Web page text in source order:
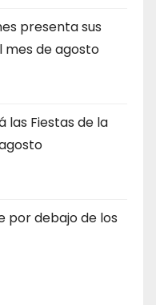
presenta sus
mes de agosto
las Fiestas de la
por debajo de los